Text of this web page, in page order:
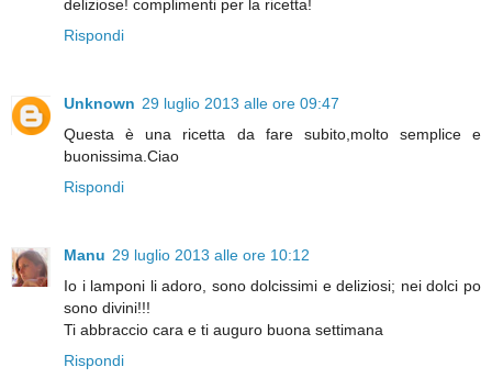
deliziose! complimenti per la ricetta!
Rispondi
Unknown 29 luglio 2013 alle ore 09:47
Questa è una ricetta da fare subito,molto semplice e
buonissima.Ciao
Rispondi
Manu 29 luglio 2013 alle ore 10:12
Io i lamponi li adoro, sono dolcissimi e deliziosi; nei dolci po
sono divini!!!
Ti abbraccio cara e ti auguro buona settimana
Rispondi